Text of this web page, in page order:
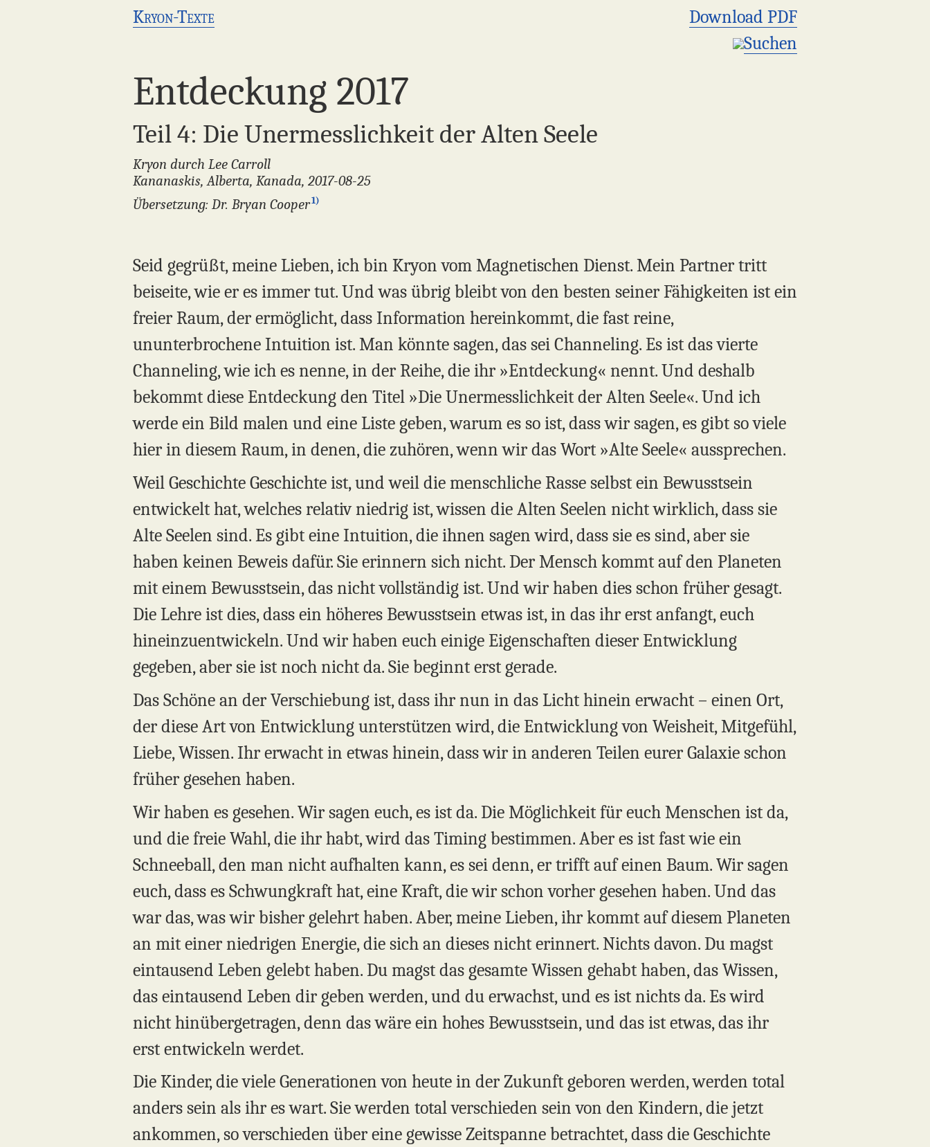
Kryon-Texte
Download PDF
Suchen
Entdeckung 2017
Teil 4: Die Unermesslichkeit der Alten Seele
Kryon durch Lee Carroll
Kananaskis, Alberta, Kanada, 2017-08-25
Übersetzung: Dr. Bryan Cooper1)
Seid gegrüßt, meine Lieben, ich bin Kryon vom Magnetischen Dienst. Mein Partner tritt
beiseite, wie er es immer tut. Und was übrig bleibt von den besten seiner Fähigkeiten ist ein
freier Raum, der ermöglicht, dass Information hereinkommt, die fast reine,
ununterbrochene Intuition ist. Man könnte sagen, das sei Channeling. Es ist das vierte
Channeling, wie ich es nenne, in der Reihe, die ihr »Entdeckung« nennt. Und deshalb
bekommt diese Entdeckung den Titel »Die Unermesslichkeit der Alten Seele«. Und ich
werde ein Bild malen und eine Liste geben, warum es so ist, dass wir sagen, es gibt so viele
hier in diesem Raum, in denen, die zuhören, wenn wir das Wort »Alte Seele« aussprechen.
Weil Geschichte Geschichte ist, und weil die menschliche Rasse selbst ein Bewusstsein
entwickelt hat, welches relativ niedrig ist, wissen die Alten Seelen nicht wirklich, dass sie
Alte Seelen sind. Es gibt eine Intuition, die ihnen sagen wird, dass sie es sind, aber sie
haben keinen Beweis dafür. Sie erinnern sich nicht. Der Mensch kommt auf den Planeten
mit einem Bewusstsein, das nicht vollständig ist. Und wir haben dies schon früher gesagt.
Die Lehre ist dies, dass ein höheres Bewusstsein etwas ist, in das ihr erst anfangt, euch
hineinzuentwickeln. Und wir haben euch einige Eigenschaften dieser Entwicklung
gegeben, aber sie ist noch nicht da. Sie beginnt erst gerade.
Das Schöne an der Verschiebung ist, dass ihr nun in das Licht hinein erwacht – einen Ort,
der diese Art von Entwicklung unterstützen wird, die Entwicklung von Weisheit, Mitgefühl,
Liebe, Wissen. Ihr erwacht in etwas hinein, dass wir in anderen Teilen eurer Galaxie schon
früher gesehen haben.
Wir haben es gesehen. Wir sagen euch, es ist da. Die Möglichkeit für euch Menschen ist da,
und die freie Wahl, die ihr habt, wird das Timing bestimmen. Aber es ist fast wie ein
Schneeball, den man nicht aufhalten kann, es sei denn, er trifft auf einen Baum. Wir sagen
euch, dass es Schwungkraft hat, eine Kraft, die wir schon vorher gesehen haben. Und das
war das, was wir bisher gelehrt haben. Aber, meine Lieben, ihr kommt auf diesem Planeten
an mit einer niedrigen Energie, die sich an dieses nicht erinnert. Nichts davon. Du magst
eintausend Leben gelebt haben. Du magst das gesamte Wissen gehabt haben, das Wissen,
das eintausend Leben dir geben werden, und du erwachst, und es ist nichts da. Es wird
nicht hinübergetragen, denn das wäre ein hohes Bewusstsein, und das ist etwas, das ihr
erst entwickeln werdet.
Die Kinder, die viele Generationen von heute in der Zukunft geboren werden, werden total
anders sein als ihr es wart. Sie werden total verschieden sein von den Kindern, die jetzt
ankommen, so verschieden über eine gewisse Zeitspanne betrachtet, dass die Geschichte